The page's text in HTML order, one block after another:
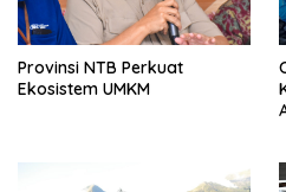
Provinsi NTB Perkuat
Ekosistem UMKM